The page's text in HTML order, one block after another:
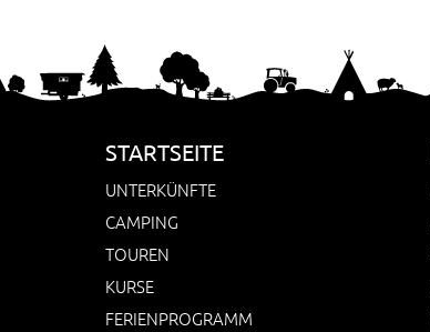
STARTSEITE
UNTERKÜNFTE
CAMPING
TOUREN
KURSE
FERIENPROGRAMM